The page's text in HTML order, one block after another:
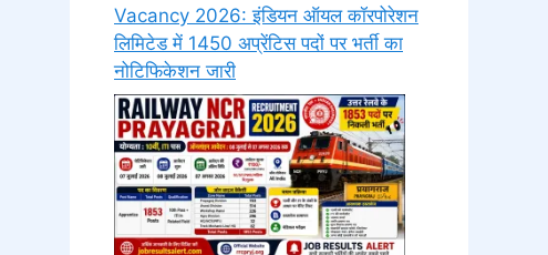
Vacancy 2026: इंडियन ऑयल कॉरपोरेशन
लिमिटेड में 1450 अप्रेंटिस पदों पर भर्ती का
नोटिफिकेशन जारी